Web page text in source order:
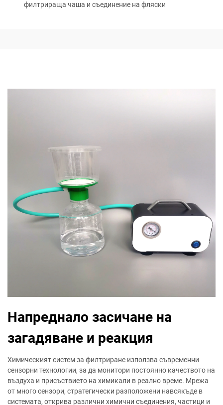
филтрираща чаша и съединение на фляски
Напреднало засичане на
загадяване и реакция
Химическият систем за филтриране използва съвременни
сензорни технологии, за да монитори постоянно качеството на
въздуха и присъствието на химикали в реално време. Мрежа
от много сензори, стратегически разположени навсякъде в
системата, открива различни химични съединения, частици и